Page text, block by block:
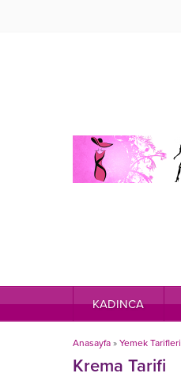
KADINCA
Anasayfa » Yemek Tarifleri
Krema Tarifi